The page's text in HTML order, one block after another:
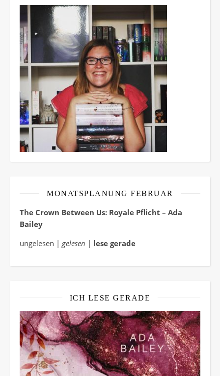
MONATSPLANUNG FEBRUAR
The Crown Between Us: Royale Pflicht – Ada
Bailey
ungelesen | gelesen | lese gerade
ICH LESE GERADE